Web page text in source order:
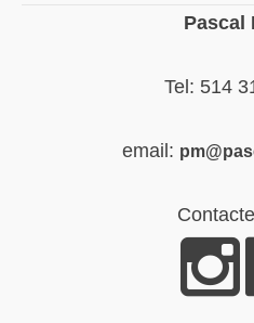
Pascal
Tel: 514
email: